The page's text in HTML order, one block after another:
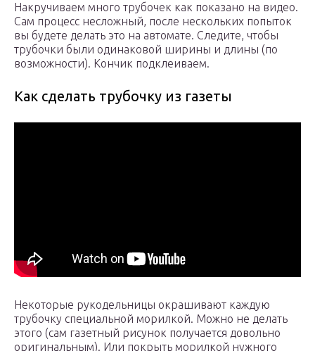
Накручиваем много трубочек как показано на видео.
Сам процесс несложный, после нескольких попыток
вы будете делать это на автомате. Следите, чтобы
трубочки были одинаковой ширины и длины (по
возможности). Кончик подклеиваем.
Как сделать трубочку из газеты
Некоторые рукодельницы окрашивают каждую
трубочку специальной морилкой. Можно не делать
этого (сам газетный рисунок получается довольно
оригинальным). Или покрыть морилкой нужного